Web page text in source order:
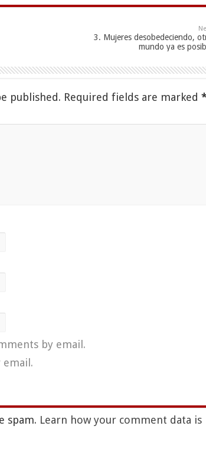
3. Mujeres desobedeciendo,
mundo ya es
published. Required fields are marked
by email.
spam. Learn how your comment data is